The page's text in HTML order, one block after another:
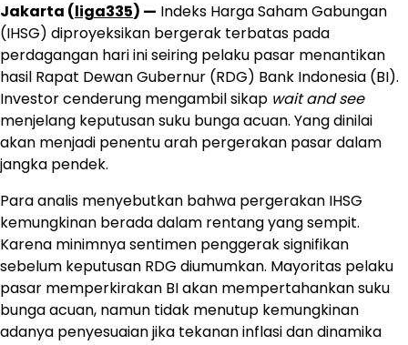
Jakarta (liga335) — Indeks Harga Saham Gabungan
(IHSG) diproyeksikan bergerak terbatas pada
perdagangan hari ini seiring pelaku pasar menantikan
hasil Rapat Dewan Gubernur (RDG) Bank Indonesia (BI).
Investor cenderung mengambil sikap wait and see
menjelang keputusan suku bunga acuan. Yang dinilai
akan menjadi penentu arah pergerakan pasar dalam
jangka pendek.
Para analis menyebutkan bahwa pergerakan IHSG
kemungkinan berada dalam rentang yang sempit.
Karena minimnya sentimen penggerak signifikan
sebelum keputusan RDG diumumkan. Mayoritas pelaku
pasar memperkirakan BI akan mempertahankan suku
bunga acuan, namun tidak menutup kemungkinan
adanya penyesuaian jika tekanan inflasi dan dinamika